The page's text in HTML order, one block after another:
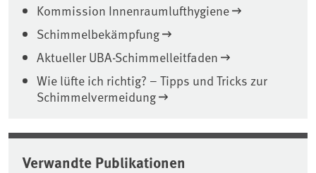
Kommission Innenraumlufthygiene
Schimmelbekämpfung
Aktueller UBA-Schimmelleitfaden
Wie lüfte ich richtig? – Tipps und Tricks zur
Schimmelvermeidung
Verwandte Publikationen